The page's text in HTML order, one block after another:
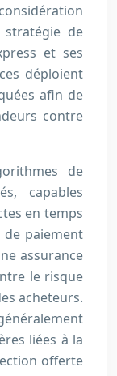
de
et ses
déploient
afin de
contre
de
capables
en temps
de paiement
assurance
le risque
acheteurs.
liées à la
offerte